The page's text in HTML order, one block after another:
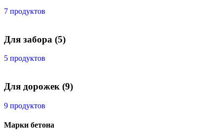
7 продуктов
Для забора (5)
5 продуктов
Для дорожек (9)
9 продуктов
Марки бетона